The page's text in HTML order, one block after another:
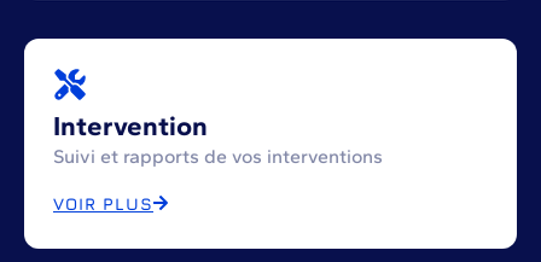
Intervention
Suivi et rapports de vos interventions
VOIR PLUS